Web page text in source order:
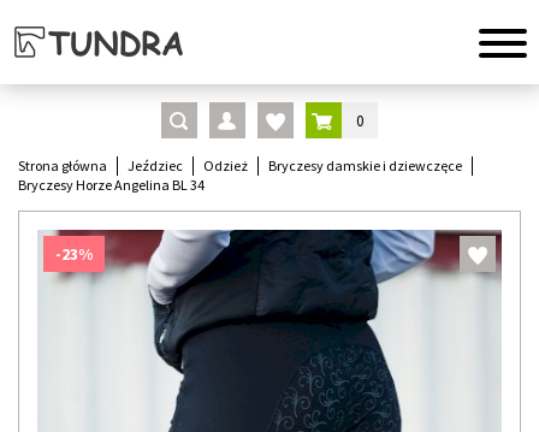
0
Strona główna Jeździec Odzież
Bryczesy damskie i dziewczęce
Bryczesy Horze Angelina BL 34
-23%